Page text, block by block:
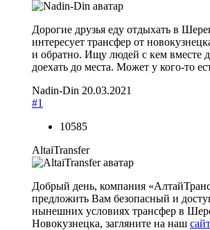
Дорогие друзья еду отдыхать в
интересует трансфер от
и обратно. Ищу людей с кем вместе
доехать до места. Может у кого-то
Nadin-Din 20.03.2021
#1
10585
AltaiTransfer
Добрый день, компания
предложить Вам безопасный и
нынешних условиях трансфер в
Новокузнецка, загляните на наш сайт